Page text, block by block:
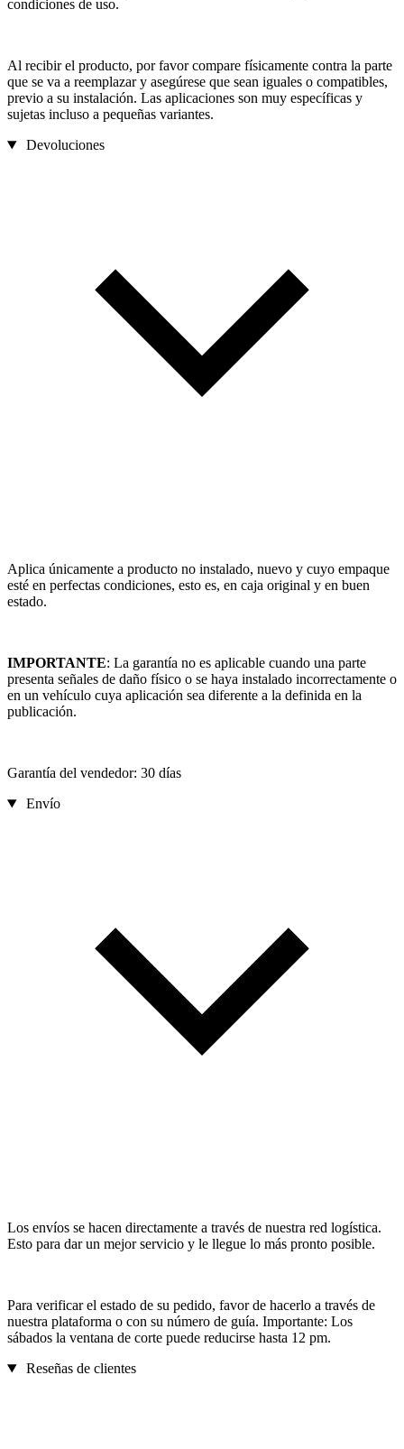
condiciones de uso.
Al recibir el producto, por favor compare físicamente contra la parte
que se va a reemplazar y asegúrese que sean iguales o compatibles,
previo a su instalación. Las aplicaciones son muy específicas y
sujetas incluso a pequeñas variantes.
Devoluciones
Aplica únicamente a producto no instalado, nuevo y cuyo empaque
esté en perfectas condiciones, esto es, en caja original y en buen
estado.
IMPORTANTE: La garantía no es aplicable cuando una parte
presenta señales de daño físico o se haya instalado incorrectamente o
en un vehículo cuya aplicación sea diferente a la definida en la
publicación.
Garantía del vendedor: 30 días
Envío
Los envíos se hacen directamente a través de nuestra red logística.
Esto para dar un mejor servicio y le llegue lo más pronto posible.
Para verificar el estado de su pedido, favor de hacerlo a través de
nuestra plataforma o con su número de guía. Importante: Los
sábados la ventana de corte puede reducirse hasta 12 pm.
Reseñas de clientes